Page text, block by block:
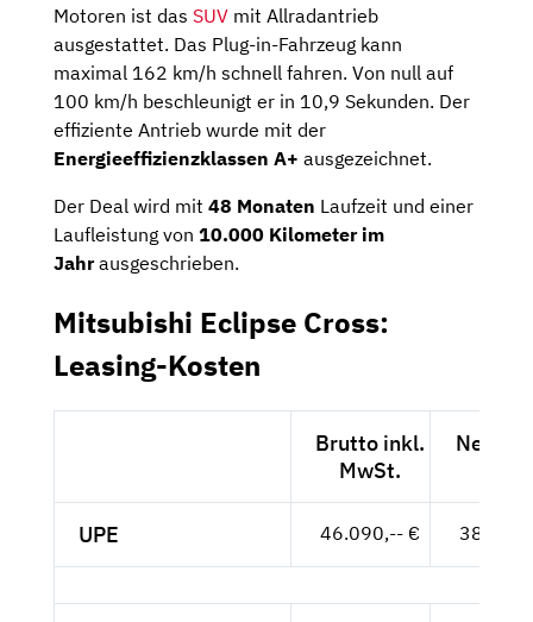
Motoren ist das SUV mit Allradantrieb
ausgestattet. Das Plug-in-Fahrzeug kann
maximal 162 km/h schnell fahren. Von null auf
100 km/h beschleunigt er in 10,9 Sekunden. Der
effiziente Antrieb wurde mit der
Energieeffizienzklassen A+ ausgezeichnet.
Der Deal wird mit 48 Monaten Laufzeit und einer
Laufleistung von 10.000 Kilometer im
Jahrausgeschrieben.
Mitsubishi Eclipse Cross:
Leasing-Kosten
Brutto inkl.
MwSt.
Netto
UPE 46.090,-- €